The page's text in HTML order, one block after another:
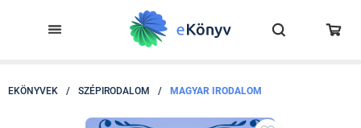
EKÖNYVEK / SZÉPIRODALOM / MAGYAR IRODALOM